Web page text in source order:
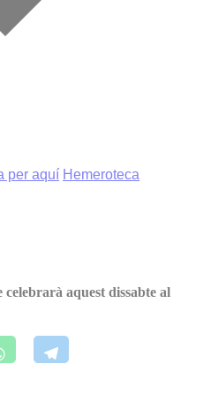
per aquí Hemeroteca
celebrarà aquest dissabte al